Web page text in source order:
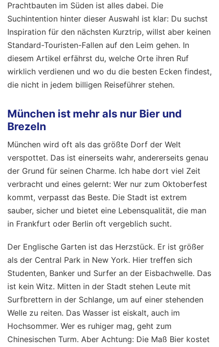
Prachtbauten im Süden ist alles dabei. Die
Suchintention hinter dieser Auswahl ist klar: Du suchst
Inspiration für den nächsten Kurztrip, willst aber keinen
Standard-Touristen-Fallen auf den Leim gehen. In
diesem Artikel erfährst du, welche Orte ihren Ruf
wirklich verdienen und wo du die besten Ecken findest,
die nicht in jedem billigen Reiseführer stehen.
München ist mehr als nur Bier und
Brezeln
München wird oft als das größte Dorf der Welt
verspottet. Das ist einerseits wahr, andererseits genau
der Grund für seinen Charme. Ich habe dort viel Zeit
verbracht und eines gelernt: Wer nur zum Oktoberfest
kommt, verpasst das Beste. Die Stadt ist extrem
sauber, sicher und bietet eine Lebensqualität, die man
in Frankfurt oder Berlin oft vergeblich sucht.
Der Englische Garten ist das Herzstück. Er ist größer
als der Central Park in New York. Hier treffen sich
Studenten, Banker und Surfer an der Eisbachwelle. Das
ist kein Witz. Mitten in der Stadt stehen Leute mit
Surfbrettern in der Schlange, um auf einer stehenden
Welle zu reiten. Das Wasser ist eiskalt, auch im
Hochsommer. Wer es ruhiger mag, geht zum
Chinesischen Turm. Aber Achtung: Die Maß Bier kostet